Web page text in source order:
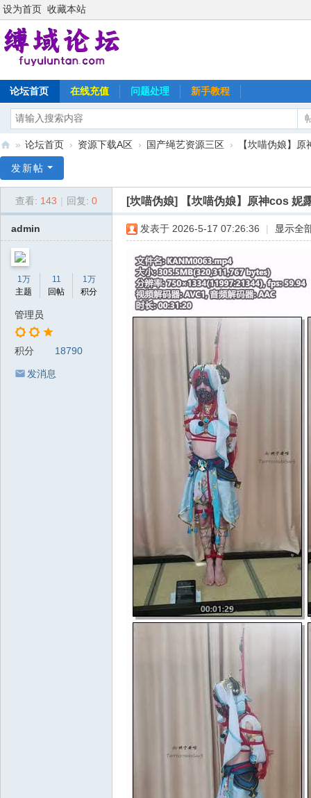
设为首页 收藏本站
论坛首页 在线充值 问题处理 新手教程
域
» 论坛首页 › 资源下载A区 › 国产绳艺资源三区 › 【坎喵伪娘】
发新帖
查看: 143 回复: 0 [坎喵伪娘] 【坎喵伪娘】原神cos 妮
admin
1万
主题
11
回帖
1万
积分
管理员
积分 18790
发消息
发表于 2026-5-17 07:26:36 显示全